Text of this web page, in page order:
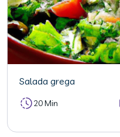
Salada grega
20 Min